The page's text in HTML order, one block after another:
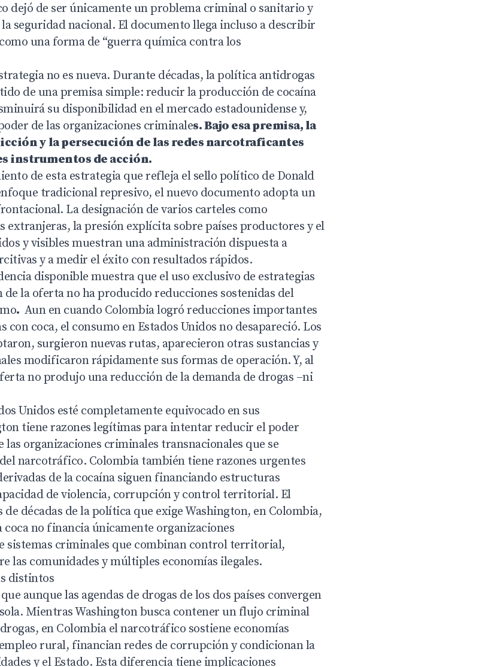
dejó de ser únicamente un problema criminal o sanitario y
la seguridad nacional. El documento llega incluso a describir
una forma de “guerra química contra los
no es nueva. Durante décadas, la política antidrogas
de una premisa simple: reducir la producción de cocaína
su disponibilidad en el mercado estadounidense y,
de las organizaciones criminales. Bajo esa premisa, la
y la persecución de las redes narcotraficantes
instrumentos de acción.
de esta estrategia que refleja el sello político de Donald
tradicional represivo, el nuevo documento adopta un
La designación de varios carteles como
extranjeras, la presión explícita sobre países productores y el
y visibles muestran una administración dispuesta a
y a medir el éxito con resultados rápidos.
disponible muestra que el uso exclusivo de estrategias
de la oferta no ha producido reducciones sostenidas del
. Aun en cuando Colombia logró reducciones importantes
con coca, el consumo en Estados Unidos no desapareció. Los
surgieron nuevas rutas, aparecieron otras sustancias y
modificaron rápidamente sus formas de operación. Y, al
no produjo una reducción de la demanda de drogas –ni
Unidos esté completamente equivocado en sus
tiene razones legítimas para intentar reducir el poder
organizaciones criminales transnacionales que se
narcotráfico. Colombia también tiene razones urgentes
de la cocaína siguen financiando estructuras
de violencia, corrupción y control territorial. El
de décadas de la política que exige Washington, en Colombia,
coca no financia únicamente organizaciones
sistemas criminales que combinan control territorial,
las comunidades y múltiples economías ilegales.
distintos
aunque las agendas de drogas de los dos países convergen
Mientras Washington busca contener un flujo criminal
en Colombia el narcotráfico sostiene economías
rural, financian redes de corrupción y condicionan la
y el Estado. Esta diferencia tiene implicaciones